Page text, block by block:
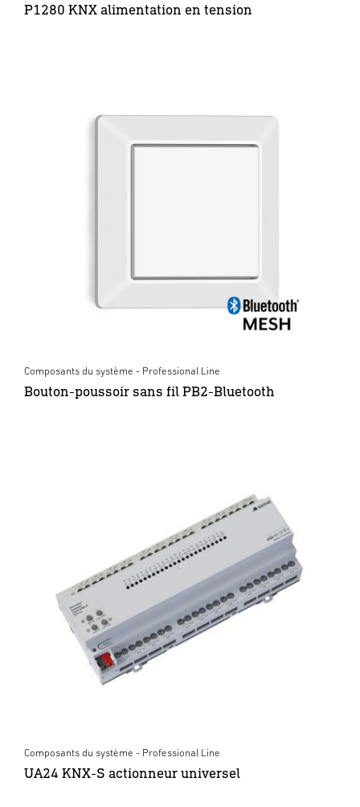
P1280 KNX alimentation en tension
Composants du système - Professional Line
Bouton-poussoir sans fil PB2-Bluetooth
Composants du système - Professional Line
UA24 KNX-S actionneur universel